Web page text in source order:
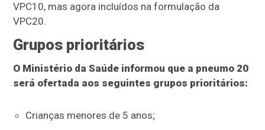
VPC10, mas agora incluídos na formulação da
VPC20.
Grupos prioritários
O Ministério da Saúde informou que a pneumo 20
será ofertada aos seguintes grupos prioritários:
Crianças menores de 5 anos;